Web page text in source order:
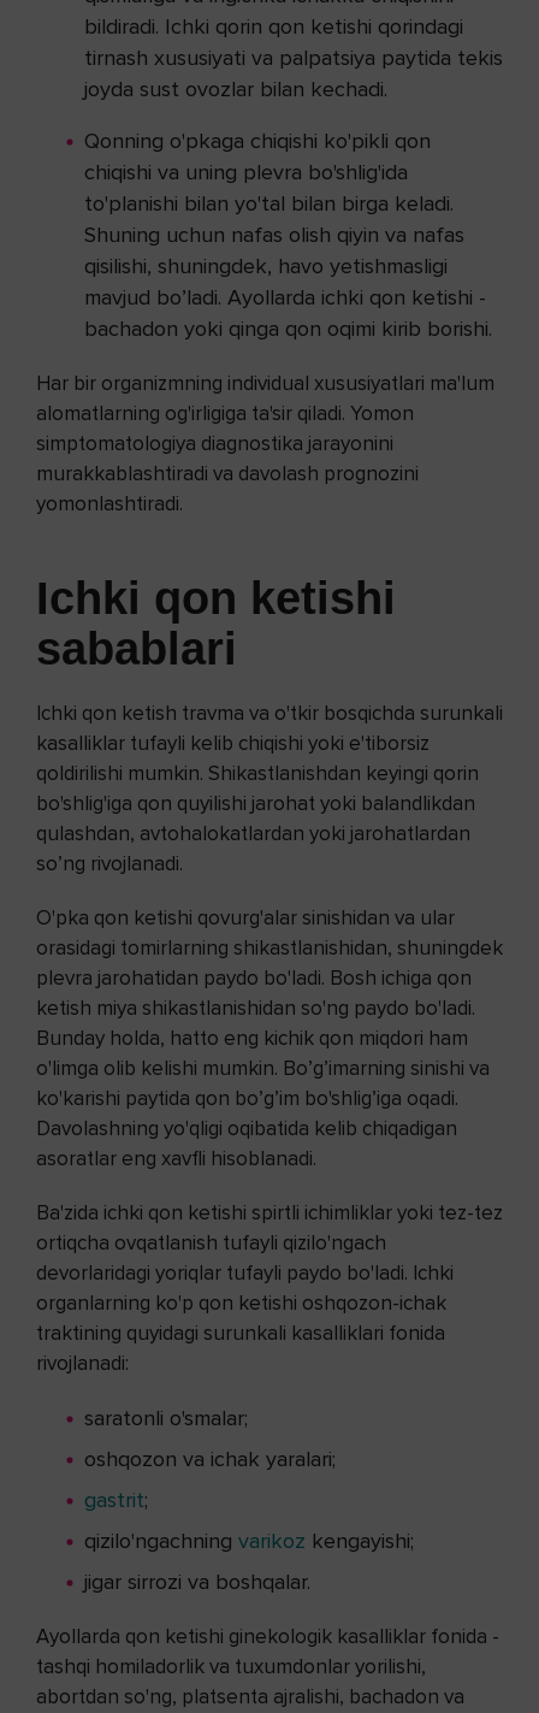
bildiradi. Ichki qorin qon ketishi qorindagi
tirnash xususiyati va palpatsiya paytida tekis
joyda sust ovozlar bilan kechadi.
Qonning o'pkaga chiqishi ko'pikli qon
chiqishi va uning plevra bo'shlig'ida
to'planishi bilan yo'tal bilan birga keladi.
Shuning uchun nafas olish qiyin va nafas
qisilishi, shuningdek, havo yetishmasligi
mavjud bo’ladi. Ayollarda ichki qon ketishi -
bachadon yoki qinga qon oqimi kirib borishi.
Har bir organizmning individual xususiyatlari ma'lum
alomatlarning og'irligiga ta'sir qiladi. Yomon
simptomatologiya diagnostika jarayonini
murakkablashtiradi va davolash prognozini
yomonlashtiradi.
Ichki qon ketishi
sabablari
Ichki qon ketish travma va o'tkir bosqichda surunkali
kasalliklar tufayli kelib chiqishi yoki e'tiborsiz
qoldirilishi mumkin. Shikastlanishdan keyingi qorin
bo'shlig'iga qon quyilishi jarohat yoki balandlikdan
qulashdan, avtohalokatlardan yoki jarohatlardan
so’ng rivojlanadi.
O'pka qon ketishi qovurg'alar sinishidan va ular
orasidagi tomirlarning shikastlanishidan, shuningdek
plevra jarohatidan paydo bo'ladi. Bosh ichiga qon
ketish miya shikastlanishidan so'ng paydo bo'ladi.
Bunday holda, hatto eng kichik qon miqdori ham
o'limga olib kelishi mumkin. Bo’g’imarning sinishi va
ko'karishi paytida qon bo’g’im bo'shlig’iga oqadi.
Davolashning yo'qligi oqibatida kelib chiqadigan
asoratlar eng xavfli hisoblanadi.
Ba'zida ichki qon ketishi spirtli ichimliklar yoki tez-tez
ortiqcha ovqatlanish tufayli qizilo'ngach
devorlaridagi yoriqlar tufayli paydo bo'ladi. Ichki
organlarning ko'p qon ketishi oshqozon-ichak
traktining quyidagi surunkali kasalliklari fonida
rivojlanadi:
saratonli o'smalar;
oshqozon va ichak yaralari;
gastrit;
qizilo'ngachning varikoz kengayishi;
jigar sirrozi va boshqalar.
Ayollarda qon ketishi ginekologik kasalliklar fonida -
tashqi homiladorlik va tuxumdonlar yorilishi,
abortdan so'ng, platsenta ajralishi, bachadon va